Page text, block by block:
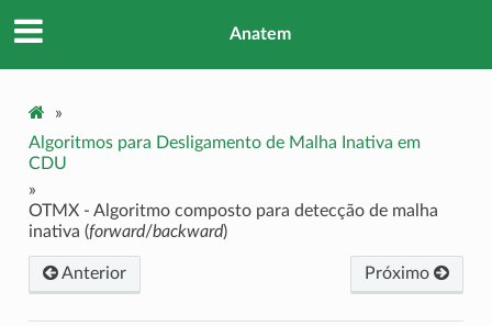
Anatem
»
Algoritmos para Desligamento de Malha Inativa em
CDU
»
OTMX - Algoritmo composto para detecção de malha
inativa (forward/backward)
Próximo
Anterior